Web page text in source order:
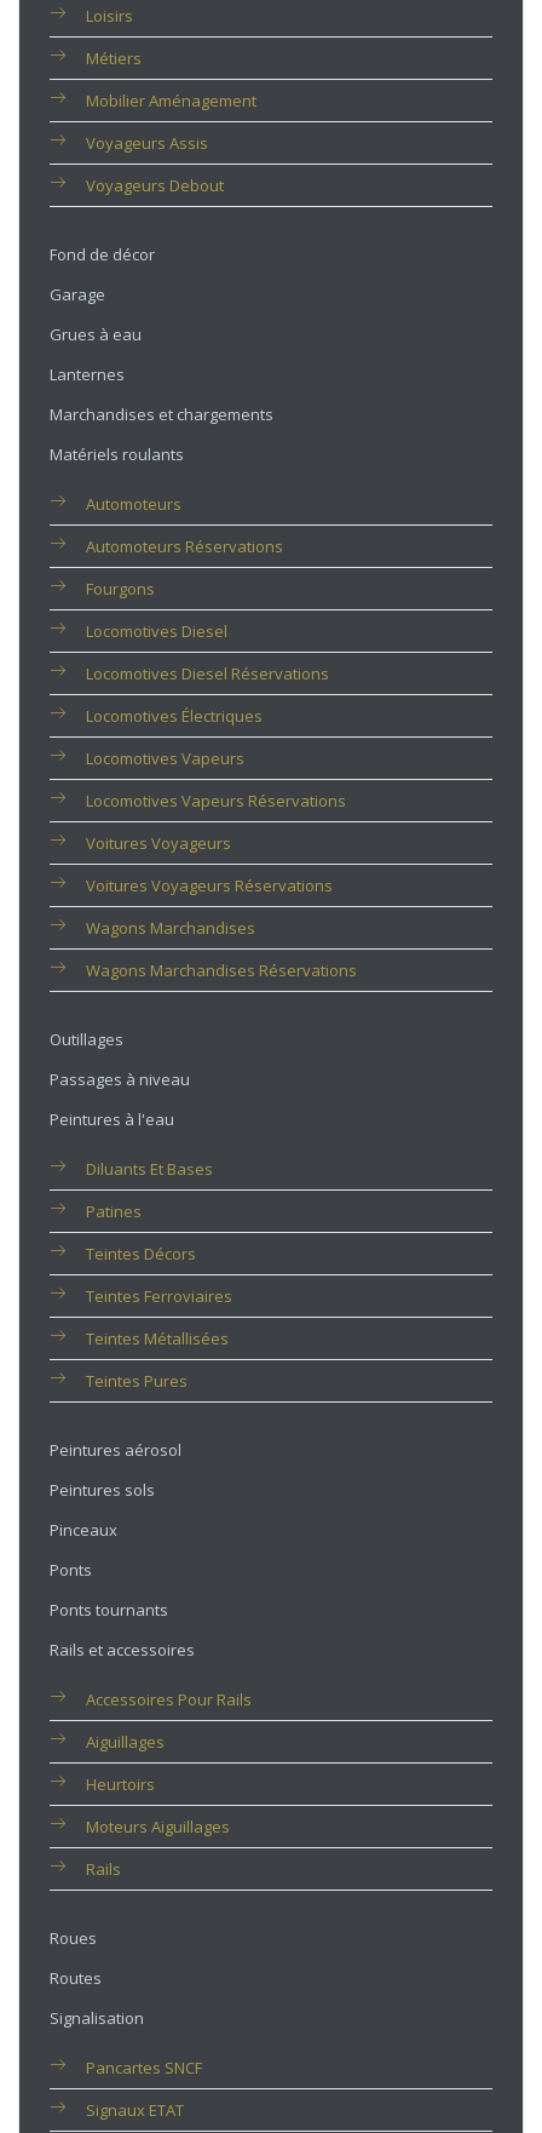
Loisirs
Métiers
Mobilier Aménagement
Voyageurs Assis
Voyageurs Debout
Fond de décor
Garage
Grues à eau
Lanternes
Marchandises et chargements
Matériels roulants
Automoteurs
Automoteurs Réservations
Fourgons
Locomotives Diesel
Locomotives Diesel Réservations
Locomotives Électriques
Locomotives Vapeurs
Locomotives Vapeurs Réservations
Voitures Voyageurs
Voitures Voyageurs Réservations
Wagons Marchandises
Wagons Marchandises Réservations
Outillages
Passages à niveau
Peintures à l'eau
Diluants Et Bases
Patines
Teintes Décors
Teintes Ferroviaires
Teintes Métallisées
Teintes Pures
Peintures aérosol
Peintures sols
Pinceaux
Ponts
Ponts tournants
Rails et accessoires
Accessoires Pour Rails
Aiguillages
Heurtoirs
Moteurs Aiguillages
Rails
Roues
Routes
Signalisation
Pancartes SNCF
Signaux ETAT